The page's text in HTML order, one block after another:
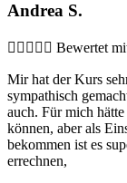
Andrea S.
     Bewertet
Mir hat der Kurs
sympathisch
auch. Für mich
können, aber als
bekommen ist es
errechnen,